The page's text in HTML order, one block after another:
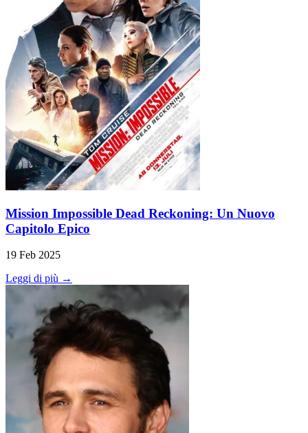
Mission Impossible Dead Reckoning: Un Nuovo
Capitolo Epico
19 Feb 2025
Leggi di più →